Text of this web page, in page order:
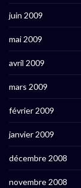
juin 2009
mai 2009
avril 2009
mars 2009
février 2009
janvier 2009
décembre 2008
novembre 2008